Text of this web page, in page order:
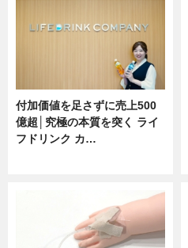
付加価値を足さずに売上500
億超│究極の本質を突く ライ
フドリンク カ…